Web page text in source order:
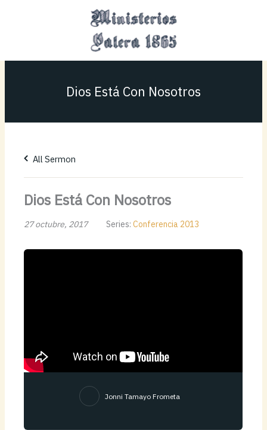
Dios Está Con Nosotros
All Sermon
Dios Está Con Nosotros
27 octubre, 2017 Series:Conferencia 2013
Jonni Tamayo Frometa